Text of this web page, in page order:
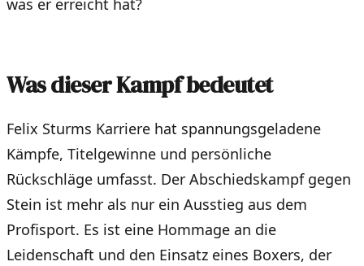
was er erreicht hat?
Was dieser Kampf bedeutet
Felix Sturms Karriere hat spannungsgeladene
Kämpfe, Titelgewinne und persönliche
Rückschläge umfasst. Der Abschiedskampf gegen
Stein ist mehr als nur ein Ausstieg aus dem
Profisport. Es ist eine Hommage an die
Leidenschaft und den Einsatz eines Boxers, der